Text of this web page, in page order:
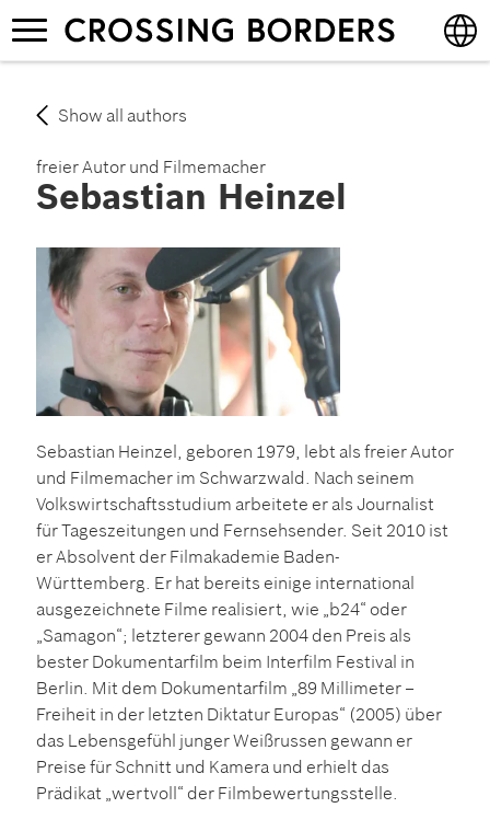
Skip
to
main
Toggle
navigation
Show all authors
freier Autor und Filmemacher
Sebastian Heinzel
Sebastian Heinzel, geboren 1979, lebt als freier Autor
und Filmemacher im Schwarzwald. Nach seinem
Volkswirtschaftsstudium arbeitete er als Journalist
für Tageszeitungen und Fernsehsender. Seit 2010 ist
er Absolvent der Filmakademie Baden-
Württemberg. Er hat bereits einige international
ausgezeichnete Filme realisiert, wie „b24“ oder
„Samagon“; letzterer gewann 2004 den Preis als
bester Dokumentarfilm beim Interfilm Festival in
Berlin. Mit dem Dokumentarfilm „89 Millimeter –
Freiheit in der letzten Diktatur Europas“ (2005) über
das Lebensgefühl junger Weißrussen gewann er
Preise für Schnitt und Kamera und erhielt das
Prädikat „wertvoll“ der Filmbewertungsstelle.